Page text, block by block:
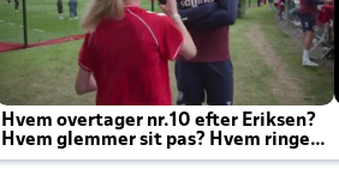
Hvem overtager nr.10 efter Eriksen?
Hvem glemmer sit pas? Hvem ringer
Joachim altid til efter kampe?